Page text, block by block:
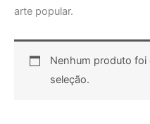
arte popular.
Nenhum produto foi
seleção.